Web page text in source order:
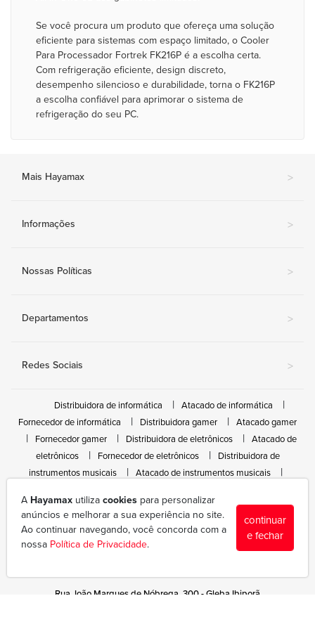
Se você procura um produto que ofereça uma solução
eficiente para sistemas com espaço limitado, o Cooler
Para Processador Fortrek FK216P é a escolha certa.
Com refrigeração eficiente, design discreto,
desempenho silencioso e durabilidade, torna o FK216P
a escolha confiável para aprimorar o sistema de
refrigeração do seu PC.
Mais Hayamax >
Informações >
Nossas Políticas >
Departamentos >
Redes Sociais >
Distribuidora de informática
Atacado de informática
Fornecedor de informática
Distribuidora gamer
Atacado gamer
Fornecedor gamer
Distribuidora de eletrônicos
Atacado de
eletrônicos
Fornecedor de eletrônicos
Distribuidora de
instrumentos musicais
Atacado de instrumentos musicais
Rua João Marques de Nóbrega, 300 - Gleba Ibiporã
A Hayamax utiliza cookies para personalizar
anúncios e melhorar a sua experiência no site.
Ao continuar navegando, você concorda com a
nossa Política de Privacidade.
continuar
e fechar